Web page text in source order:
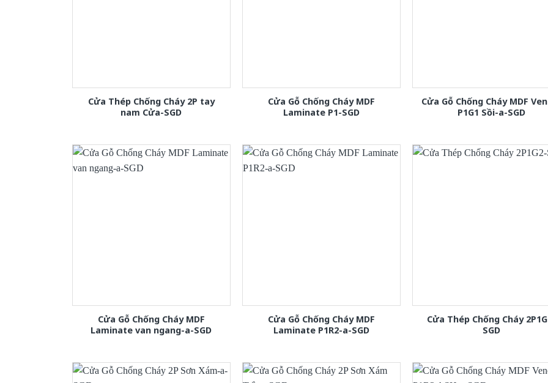
Cửa Thép Chống Cháy 2P tay
nam Cửa-SGD
Cửa Gỗ Chống Cháy MDF
Laminate P1-SGD
Cửa Gỗ Chống Cháy MDF
P1G1 Sồi-a-SGD
Cửa Gỗ Chống Cháy MDF
Laminate van ngang-a-SGD
Cửa Gỗ Chống Cháy MDF
Laminate P1R2-a-SGD
Cửa Thép Chống Cháy
SGD